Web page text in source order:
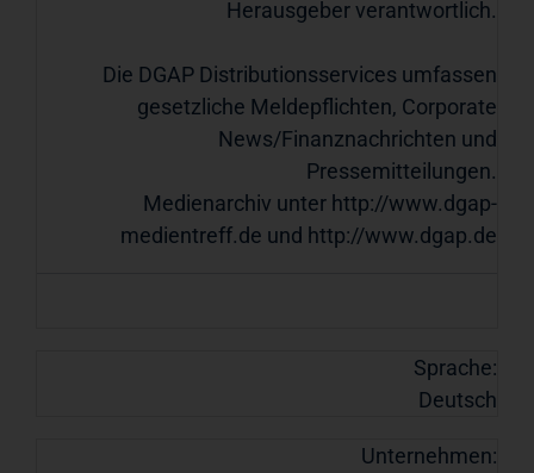
Herausgeber verantwortlich.
Die DGAP Distributionsservices umfassen
gesetzliche Meldepflichten, Corporate
News/Finanznachrichten und
Pressemitteilungen.
Medienarchiv unter http://www.dgap-
medientreff.de und http://www.dgap.de
Sprache:
Deutsch
Unternehmen: